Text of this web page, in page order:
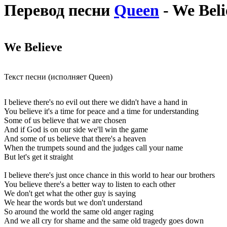
Перевод песни Queen - We
We Believe
Текст песни (исполняет Queen)
I believe there's no evil out there we didn't have a hand in
You believe it's a time for peace and a time for understanding
Some of us believe that we are chosen
And if God is on our side we'll win the game
And some of us believe that there's a heaven
When the trumpets sound and the judges call your name
But let's get it straight
I believe there's just once chance in this world to hear our brothers
You believe there's a better way to listen to each other
We don't get what the other guy is saying
We hear the words but we don't understand
So around the world the same old anger raging
And we all cry for shame and the same old tragedy goes down